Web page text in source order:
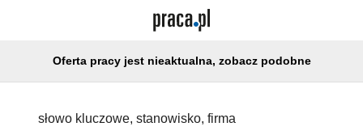
Oferta pracy jest nieaktualna, zobacz podobne